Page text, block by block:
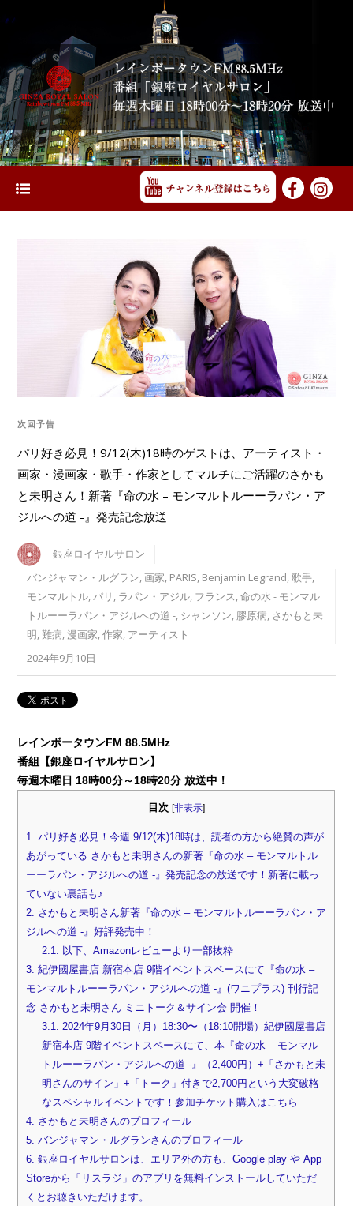
次回予告
パリ好き必見！9/12(木)18時のゲストは、アーティスト・
画家・漫画家・歌手・作家としてマルチにご活躍のさかも
と未明さん！新著『命の水 – モンマルトルーーラパン・ア
ジルへの道 -』発売記念放送
銀座ロイヤルサロン
バンジャマン・ルグラン,画家, PARIS, Benjamin Legrand,歌手,
モンマルトル,パリ , ラパン・アジル, フランス,命の水 - モンマル
トルーーラパン・アジルへの道 -, シャンソン, 膠原病, さかもと未
明,難病,漫画家,作家, アーティスト
2024年9月10日
レインボータウンFM 88.5MHz
番組【銀座ロイヤルサロン】
毎週木曜日 18時00分～18時20分 放送中！
目次 [非表示]
1. パリ好き必見！今週 9/12(木)18時は、読者の方から絶賛の声が
あがっている さかもと未明さんの新著『命の水 – モンマルトル
ーーラパン・アジルへの道 -』発売記念の放送です！新著に載っ
ていない裏話も♪
2. さかもと未明さん新著『命の水 – モンマルトルーーラパン・ア
ジルへの道 -』好評発売中！
2.1. 以下、Amazonレビューより一部抜粋
3. 紀伊國屋書店 新宿本店 9階イベントスペースにて『命の水 –
モンマルトルーーラパン・アジルへの道 -』(ワニプラス) 刊行記
念 さかもと未明さん ミニトーク＆サイン会 開催！
3.1. 2024年9月30日（月）18:30〜（18:10開場）紀伊國屋書店
新宿本店 9階イベントスペースにて、本『命の水 – モンマル
トルーーラパン・アジルへの道 -』（2,400円）+「さかもと未
明さんのサイン」+「トーク」付きで2,700円という大変破格
なスペシャルイベントです！参加チケット購入はこちら
4. さかもと未明さんのプロフィール
5. バンジャマン・ルグランさんのプロフィール
6. 銀座ロイヤルサロンは、エリア外の方も、Google play や App
Storeから「リスラジ」のアプリを無料インストールしていただ
くとお聴きいただけます。